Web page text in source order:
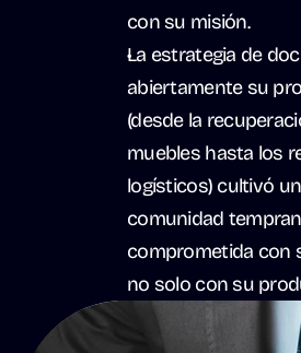
con su misión.
La estrategia de
abiertamente su
(desde la
muebles hasta los
logísticos) cultivó
comunidad
comprometida con
no solo con su